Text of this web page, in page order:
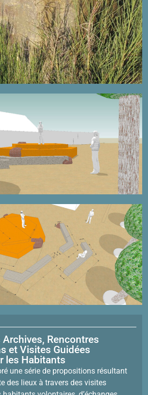
Archives, Rencontres
et Visites Guidées
les Habitants
une série de propositions résultant
des lieux à travers des visites